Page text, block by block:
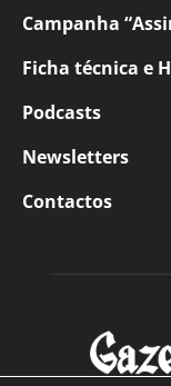
Campanha
Ficha técnica e
Podcasts
Newsletters
Contactos